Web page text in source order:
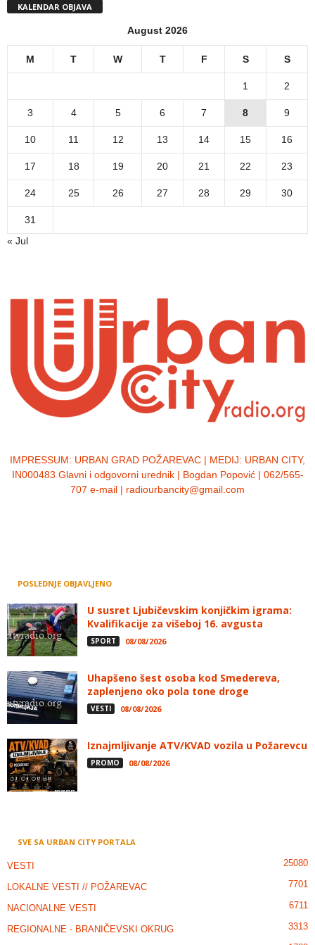
KALENDAR OBJAVA
August 2026
M T W T F S S
1 2
3 4 5 6 7 8 9
10 11 12 13 14 15 16
17 18 19 20 21 22 23
24 25 26 27 28 29 30
31
« Jul
IMPRESSUM: URBAN GRAD POŽAREVAC | MEDIJ: URBAN CITY,
IN000483 Glavni i odgovorni urednik | Bogdan Popović | 062/565-
707 e-mail | radiourbancity@gmail.com
POSLEDNJE OBJAVLJENO
U susret Ljubičevskim konjičkim igrama:
Kvalifikacije za višeboj 16. avgusta
SPORT 08/08/2026
Uhapšeno šest osoba kod Smedereva,
zaplenjeno oko pola tone droge
VESTI 08/08/2026
Iznajmljivanje ATV/KVAD vozila u Požarevcu
PROMO 08/08/2026
SVE SA URBAN CITY PORTALA
VESTI 25080
LOKALNE VESTI // POŽAREVAC 7701
NACIONALNE VESTI 6711
REGIONALNE - BRANIČEVSKI OKRUG 3313